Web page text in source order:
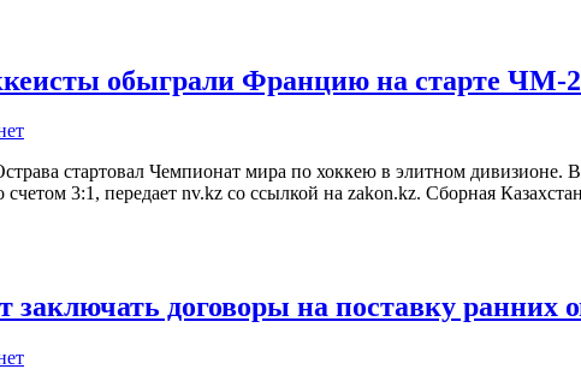
обыграли Францию на старте ЧМ-
стартовал Чемпионат мира по хоккею в элитном дивизионе.
3:1, передает nv.kz со ссылкой на zakon.kz. Сборная
заключать договоры на поставку ранних